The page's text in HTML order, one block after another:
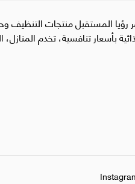
رؤيا المستقبل منتجات التنظيف
بأسعار تنافسية، تخدم